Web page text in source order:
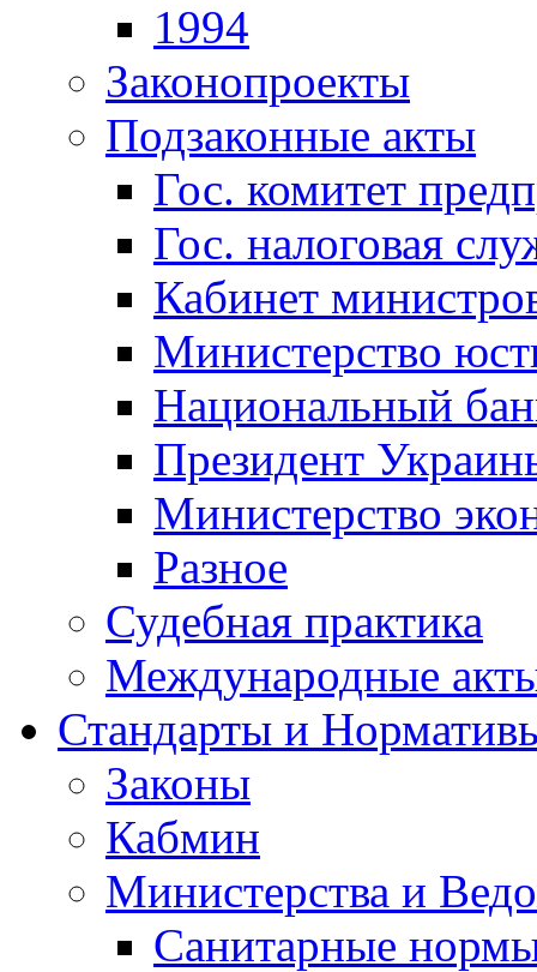
1994
Законопроекты
Подзаконные акты
Гос. комитет
Гос. налоговая
Кабинет
Министерство
Национальный
Президент
Министерство
Разное
Судебная практика
Международные
Стандарты и
Законы
Кабмин
Министерства и
Санитарные